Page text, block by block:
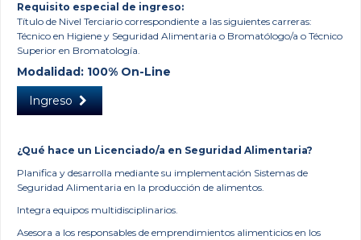
Requisito especial de ingreso:
Título de Nivel Terciario correspondiente a las siguientes carreras:
Técnico en Higiene y Seguridad Alimentaria o Bromatólogo/a o Técnico
Superior en Bromatología.
Modalidad: 100% On-Line
Ingreso
¿Qué hace un Licenciado/a en Seguridad Alimentaria?
Planifica y desarrolla mediante su implementación Sistemas de
Seguridad Alimentaria en la producción de alimentos.
Integra equipos multidisciplinarios.
Asesora a los responsables de emprendimientos alimenticios en los